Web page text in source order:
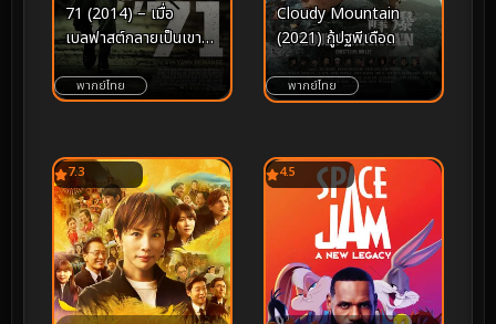
71 (2014) – เมื่อ
เบลฟาสต์กลายเป็นเขา
วงกตแห่งความตาย ใน
ค่ำคืนที่ศัตรูอยู่รอบด้าน
พากย์ไทย
Cloudy Mountain
(2021) กู้ปฐพีเดือด
พากย์ไทย
7.3 4.5